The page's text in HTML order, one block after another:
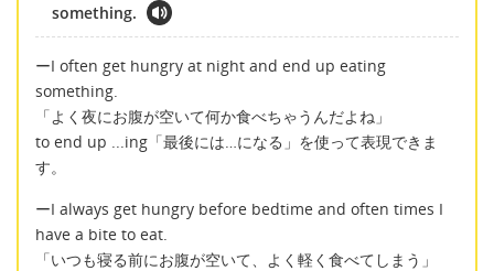
something.
ーI often get hungry at night and end up eating
something.
「よく夜にお腹が空いて何か食べちゃうんだよね」
to end up ...ing「最後には…になる」を使って表現できま
す。
ーI always get hungry before bedtime and often times I
have a bite to eat.
「いつも寝る前にお腹が空いて、よく軽く食べてしまう」